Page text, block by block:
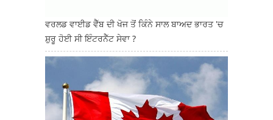
ਵਰਲਡ ਵਾਈਡ ਵੈੱਬ ਦੀ ਖੋਜ ਤੋਂ ਕਿੰਨੇ ਸਾਲ ਬਾਅਦ ਭਾਰਤ 'ਚ
ਸ਼ੁਰੂ ਹੋਈ ਸੀ ਇੰਟਰਨੈੱਟ ਸੇਵਾ ?